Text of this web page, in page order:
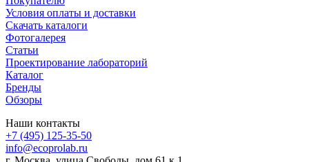
Условия оплаты и доставки
Скачать каталоги
Фотогалерея
Статьи
Проектирование лабораторий
Каталог
Бренды
Обзоры
Наши контакты
+7 (495) 125-35-50
info@ecoprolab.ru